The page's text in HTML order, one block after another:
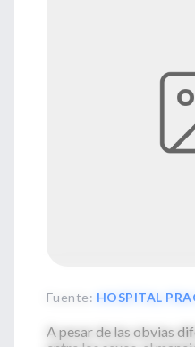
Fuente: HOSPITAL
A pesar de las obvias